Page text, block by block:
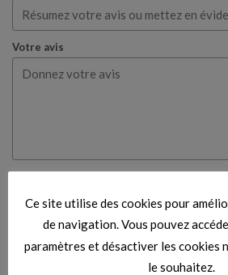
Votre avis
Ce site utilise des cookies pour
de navigation. Vous pouvez
paramètres et désactiver les cookies
le souhaitez.